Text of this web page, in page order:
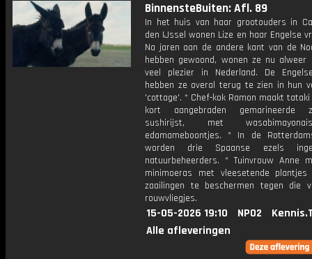
BinnensteBuiten: Afl. 89
In het huis van haar grootouders in
den IJssel wonen Lize en haar Engelse
Na jaren aan de andere kant van de
hebben gewoond, wonen ze nu alweer
veel plezier in Nederland. De
hebben ze overal terug te zien in hun
'cottage'. * Chef-kok Ramon maakt tataki
kort aangebraden gemarineerde
sushirijst, met
edamameboontjes. * In de
worden drie Spaanse ezels
natuurbeheerders. * Tuinvrouw Anne
minimoeras met vleesetende
zaailingen te beschermen tegen die
rouwvliegjes.
15-05-2026 19:10 NPO2
Alle afleveringen